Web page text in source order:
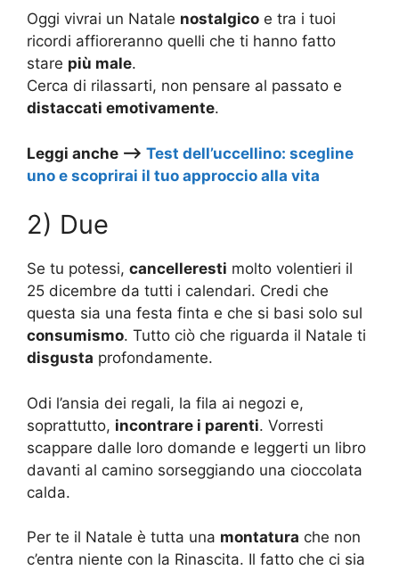
Oggi vivrai un Natale nostalgico e tra i tuoi
ricordi affioreranno quelli che ti hanno fatto
stare più male.
Cerca di rilassarti, non pensare al passato e
distaccati emotivamente.
Leggi anche –> Test dell’uccellino: scegline
uno e scoprirai il tuo approccio alla vita
2) Due
Se tu potessi, cancelleresti molto volentieri il
25 dicembre da tutti i calendari. Credi che
questa sia una festa finta e che si basi solo sul
consumismo. Tutto ciò che riguarda il Natale ti
disgusta profondamente.
Odi l’ansia dei regali, la fila ai negozi e,
soprattutto, incontrare i parenti. Vorresti
scappare dalle loro domande e leggerti un libro
davanti al camino sorseggiando una cioccolata
calda.
Per te il Natale è tutta una montatura che non
c’entra niente con la Rinascita. Il fatto che ci sia